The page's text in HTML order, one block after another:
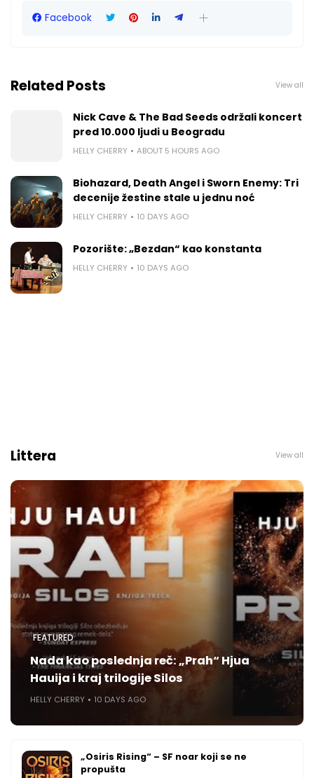
Facebook
Related Posts View all
Nick Cave & The Bad Seeds održali koncert
pred 10.000 ljudi u Beogradu
HELLY CHERRY ABOUT 5 HOURS AGO
Biohazard, Death Angel i Sworn Enemy: Tri
decenije žestine stale u jednu noć
HELLY CHERRY 10 DAYS AGO
Pozorište: „Bezdan“ kao konstanta
HELLY CHERRY 10 DAYS AGO
Littera View all
FEATURED
Nada kao poslednja reč: „Prah“ Hjua
Hauija i kraj trilogije Silos
HELLY CHERRY 10 DAYS AGO
„Osiris Rising“ – SF noar koji se ne
propušta